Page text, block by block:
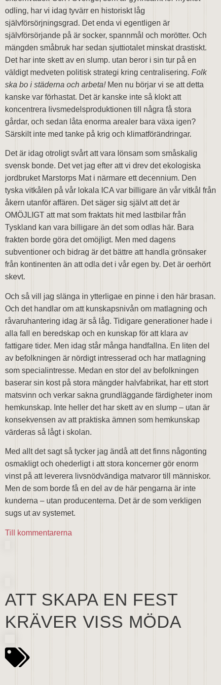
odling, har vi idag tyvärr en historiskt låg
självförsörjningsgrad. Det enda vi egentligen är
självförsörjande på är socker, spannmål och morötter. Och
mängden småbruk har sedan sjuttiotalet minskat drastiskt.
Det har inte skett av en slump. utan beror i sin tur på en
väldigt medveten politisk strategi kring centralisering. Folk
ska bo i städerna och arbeta!Men nu börjar vi se att detta
kanske var förhastat. Det är kanske inte så klokt att
koncentrera livsmedelsproduktionen till några få stora
gårdar, och sedan låta enorma arealer bara växa igen?
Särskilt inte med tanke på krig och klimatförändringar.
Det är idag otroligt svårt att vara lönsam som småskalig
svensk bonde. Det vet jag efter att vi drev det ekologiska
jordbruket Marstorps Mat i närmare ett decennium. Den
tyska vitkålen på vår lokala ICA var billigare än vår vitkål från
åkern utanför affären. Det säger sig självt att det är
OMÖJLIGT att mat som fraktats hit med lastbilar från
Tyskland kan vara billigare än det som odlas här. Bara
frakten borde göra det omöjligt. Men med dagens
subventioner och bidrag är det bättre att handla grönsaker
från kontinenten än att odla det i vår egen by. Det är oerhört
skevt.
Och så vill jag slänga in ytterligae en pinne i den här brasan.
Och det handlar om att kunskapsnivån om matlagning och
råvaruhantering idag är så låg. Tidigare generationer hade i
alla fall en beredskap och en kunskap för att klara av
fattigare tider. Men idag står många handfallna. En liten del
av befolkningen är nördigt intresserad och har matlagning
som specialintresse. Medan en stor del av befolkningen
baserar sin kost på stora mängder halvfabrikat, har ett stort
matsvinn och verkar sakna grundläggande färdigheter inom
hemkunskap. Inte heller det har skett av en slump – utan är
konsekvensen av att praktiska ämnen som hemkunskap
värderas så lågt i skolan.
Med allt det sagt så tycker jag ändå att det finns någonting
osmakligt och ohederligt i att stora koncerner gör enorm
vinst på att leverera livsnödvändiga matvaror till människor.
Men de som borde få en del av de här pengarna är inte
kunderna – utan producenterna. Det är de som verkligen
sugs ut av systemet.
Till kommentarerna
ATT SKAPA EN FEST
KRÄVER VISS MÖDA